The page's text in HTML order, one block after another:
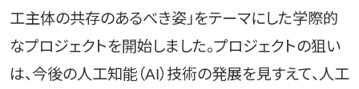
工主体の共存のあるべき姿」をテーマにした学際的
なプロジェクトを開始しました。プロジェクトの狙い
は、今後の人工知能（AI）技術の発展を見すえて、人工